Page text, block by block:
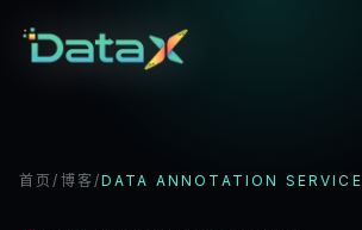
首页/ 博客/DATA ANNOTATION SERVICE